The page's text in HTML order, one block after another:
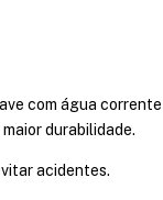
com água
durabilidade.
acidentes.